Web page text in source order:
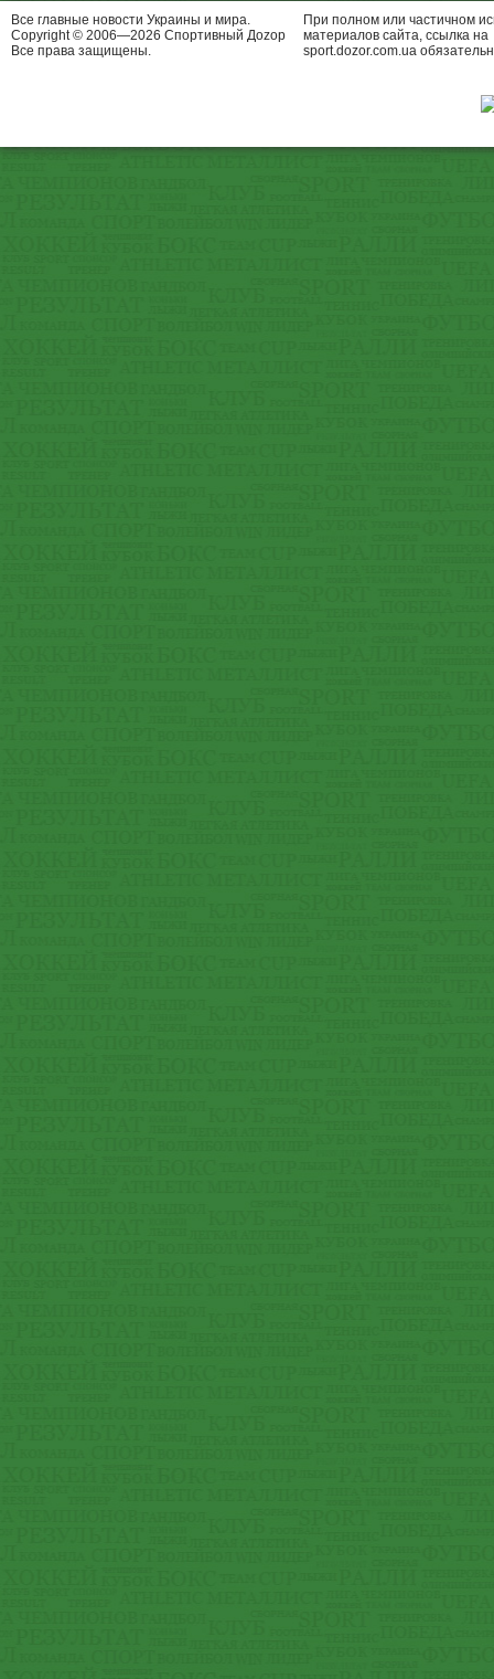
Все главные новости Украины и мира.
Copyright © 2006—2026 Спортивный Доzор
Все права защищены.
При полном или частичном
материалов сайта, ссылка на
sport.dozor.com.ua